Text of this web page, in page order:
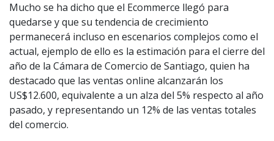
Mucho se ha dicho que el Ecommerce llegó para
quedarse y que su tendencia de crecimiento
permanecerá incluso en escenarios complejos como el
actual, ejemplo de ello es la estimación para el cierre del
año de la Cámara de Comercio de Santiago, quien ha
destacado que las ventas online alcanzarán los
US$12.600, equivalente a un alza del 5% respecto al año
pasado, y representando un 12% de las ventas totales
del comercio.